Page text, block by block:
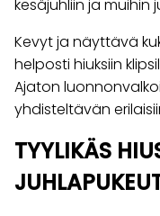
kesäjuhliin ja muihin
Kevyt ja näyttävä
helposti hiuksiin
Ajaton
yhdisteltävän
TYYLIKÄS